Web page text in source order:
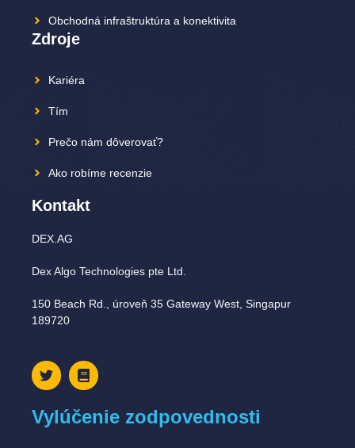
Obchodná infraštruktúra a konektivita
Zdroje
Kariéra
Tím
Prečo nám dôverovať?
Ako robíme recenzie
Kontakt
DEX.AG
Dex Algo Technologies pte Ltd.
150 Beach Rd., úroveň 35 Gateway West, Singapur
189720
Vylúčenie zodpovednosti